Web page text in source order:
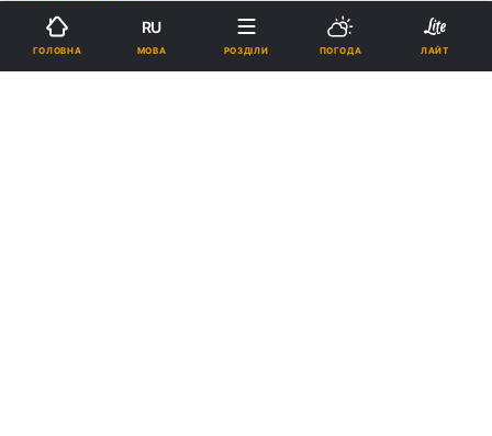
18:45, 27.01.25
ГОЛОВНА
RU
МОВА РОЗДІЛИ ПОГОДА ЛАЙТ